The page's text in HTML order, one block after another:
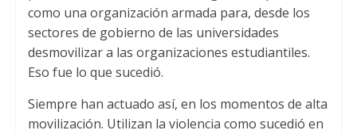
como una organización armada para, desde los
sectores de gobierno de las universidades
desmovilizar a las organizaciones estudiantiles.
Eso fue lo que sucedió.
Siempre han actuado así, en los momentos de alta
movilización. Utilizan la violencia como sucedió en